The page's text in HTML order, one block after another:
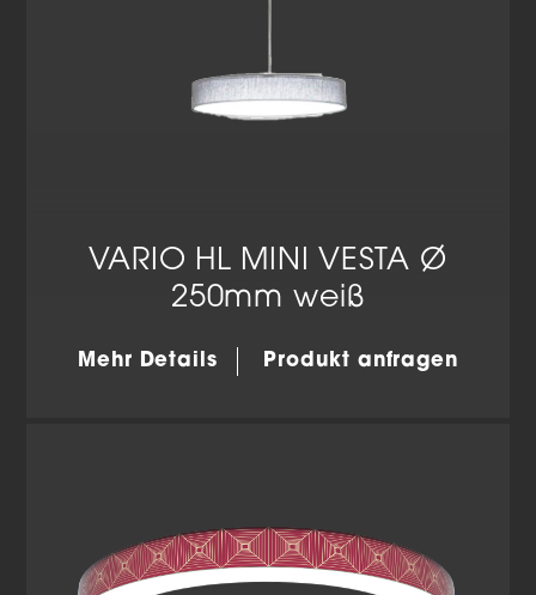
VARIO HL MINI VESTA Ø
250mm weiß
Mehr Details Produkt anfragen